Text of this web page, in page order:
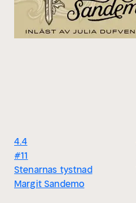
4.4
#11
Stenarnas tystnad
Margit Sandemo